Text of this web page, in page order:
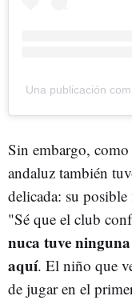
Una publicación
Sin embargo, como
andaluz también
delicada: su posible
"Sé que el club
nuca tuve
aquí. El niño que
de jugar en el